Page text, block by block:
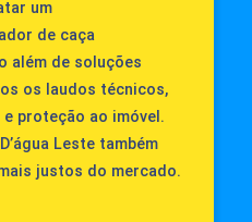
um
de caça
além de soluções
os laudos técnicos,
proteção ao imóvel.
Leste também
justos do mercado.